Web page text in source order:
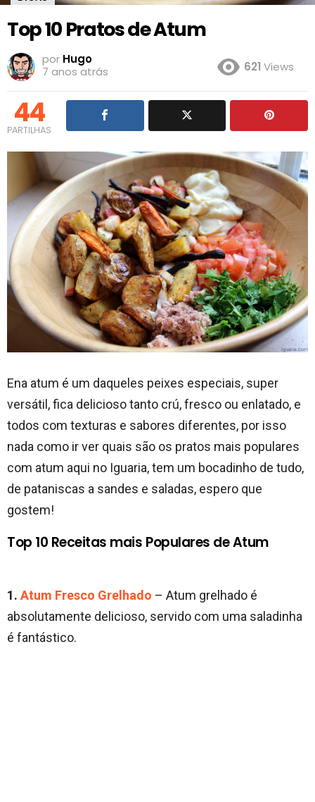
Top 10 Pratos de Atum
por Hugo
7 anos atrás
621 Views
44
PARTILHAS
Ena atum é um daqueles peixes especiais, super
versátil, fica delicioso tanto crú, fresco ou enlatado, e
todos com texturas e sabores diferentes, por isso
nada como ir ver quais são os pratos mais populares
com atum aqui no Iguaria, tem um bocadinho de tudo,
de pataniscas a sandes e saladas, espero que
gostem!
Top 10 Receitas mais Populares de Atum
1. Atum Fresco Grelhado – Atum grelhado é
absolutamente delicioso, servido com uma saladinha
é fantástico.